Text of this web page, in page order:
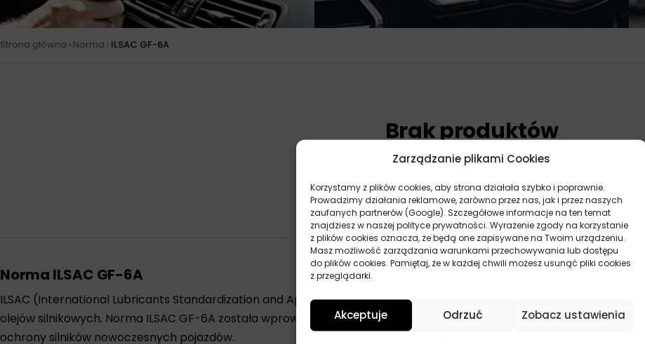
Zarządzanie plikami Cookies
Korzystamy z plików cookies, aby strona działała szybko i poprawnie.
Prowadzimy działania reklamowe, zarówno przez nas, jak i przez naszych
zaufanych partnerów (Google). Szczegółowe informacje na ten temat
znajdziesz w naszej polityce prywatności. Wyrażenie zgody na korzystanie
z plików cookies oznacza, że będą one zapisywane na Twoim urządzeniu.
Masz możliwość zarządzania warunkami przechowywania lub dostępu
do plików cookies. Pamiętaj, że w każdej chwili możesz usunąć pliki cookies
z przeglądarki.
Akceptuje Odrzuć Zobacz ustawienia
Strona główna › Norma › ILSAC GF-6A
Brak produktów
Nie znaleziono produktów.
Norma ILSAC GF-6A
ILSAC (International Lubricants Standardization and Approval Committee) to organizacja odpowiedzialna za
olejów silnikowych. Norma ILSAC GF-6A została wprowadzona w 2020 roku, zastępując poprzednią wersję GF-5
ochrony silników nowoczesnych pojazdów.